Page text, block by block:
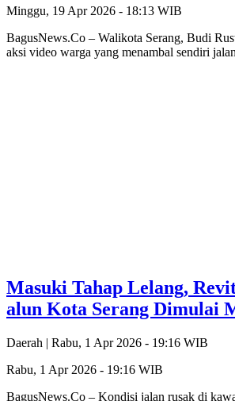
Minggu, 19 Apr 2026 - 18:13 WIB
BagusNews.Co – Walikota Serang, Budi
aksi video warga yang menambal sendiri
Masuki Tahap Lelang,
alun Kota Serang Dimulai
Daerah | Rabu, 1 Apr 2026 - 19:16 WIB
Rabu, 1 Apr 2026 - 19:16 WIB
‎BagusNews.Co – Kondisi jalan rusak di